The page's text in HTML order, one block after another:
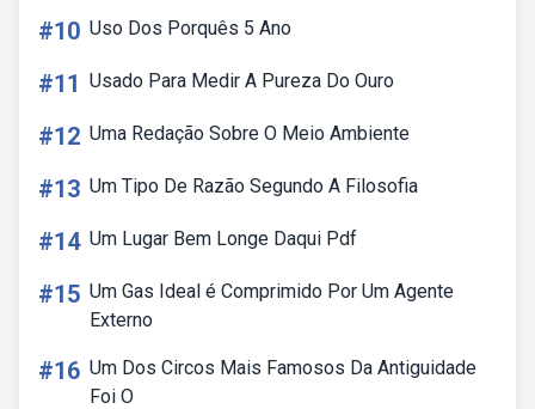
#10 Uso Dos Porquês 5 Ano
#11 Usado Para Medir A Pureza Do Ouro
#12 Uma Redação Sobre O Meio Ambiente
#13 Um Tipo De Razão Segundo A Filosofia
#14 Um Lugar Bem Longe Daqui Pdf
#15 Um Gas Ideal é Comprimido Por Um Agente
Externo
#16 Um Dos Circos Mais Famosos Da Antiguidade
Foi O